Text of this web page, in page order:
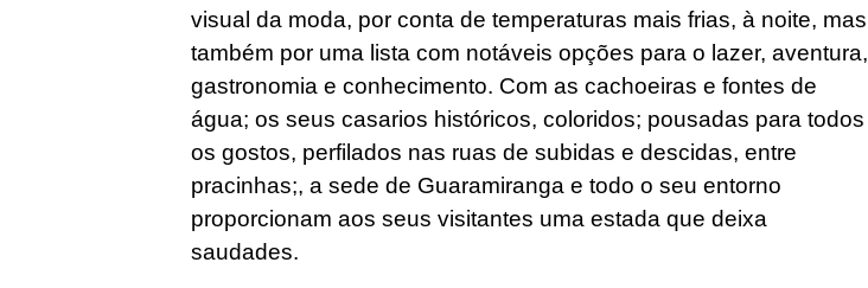
visual da moda, por conta de temperaturas mais frias, à noite, mas
também por uma lista com notáveis opções para o lazer, aventura,
gastronomia e conhecimento. Com as cachoeiras e fontes de
água; os seus casarios históricos, coloridos; pousadas para todos
os gostos, perfilados nas ruas de subidas e descidas, entre
pracinhas;, a sede de Guaramiranga e todo o seu entorno
proporcionam aos seus visitantes uma estada que deixa
saudades.